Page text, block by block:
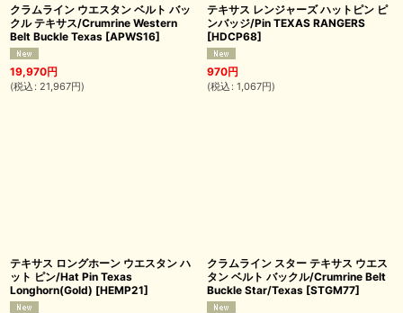
クラムライン ウエスタン ベルト バッ
クル テキサス/Crumrine Western
Belt Buckle Texas [APWS16]
19,970円
(税込 : 21,967円)
テキサス レンジャーズ ハットピン ピ
ンバッジ/Pin TEXAS RANGERS
[HDCP68]
970円
(税込 : 1,067円)
テキサス ロングホーン ウエスタン ハ
ット ピン/Hat Pin Texas
Longhorn(Gold) [HEMP21]
クラムライン スター テキサス ウエス
タン ベルト バックル/Crumrine Belt
Buckle Star/Texas [STGM77]